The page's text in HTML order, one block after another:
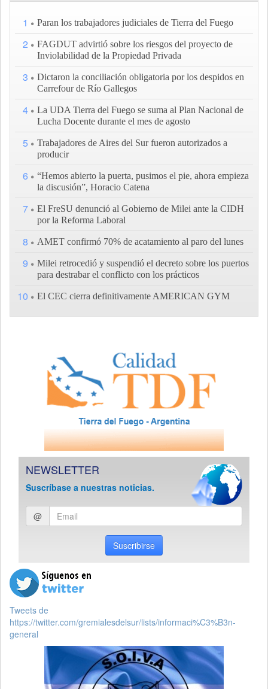
1 Paran los trabajadores judiciales de Tierra del Fuego
2
FAGDUT advirtió sobre los riesgos del proyecto de
Inviolabilidad de la Propiedad Privada
3
Dictaron la conciliación obligatoria por los despidos en
Carrefour de Río Gallegos
4
La UDA Tierra del Fuego se suma al Plan Nacional de
Lucha Docente durante el mes de agosto
5
Trabajadores de Aires del Sur fueron autorizados a
producir
6
“Hemos abierto la puerta, pusimos el pie, ahora empieza
la discusión”, Horacio Catena
7
El FreSU denunció al Gobierno de Milei ante la CIDH
por la Reforma Laboral
8 AMET confirmó 70% de acatamiento al paro del lunes
9
Milei retrocedió y suspendió el decreto sobre los puertos
para destrabar el conflicto con los prácticos
10 El CEC cierra definitivamente AMERICAN GYM
NEWSLETTER
Suscríbase a nuestras noticias.
Ingresar
email
@
Suscribirse
Tweets de
https://twitter.com/gremialesdelsur/lists/informaci%C3%B3n-
general